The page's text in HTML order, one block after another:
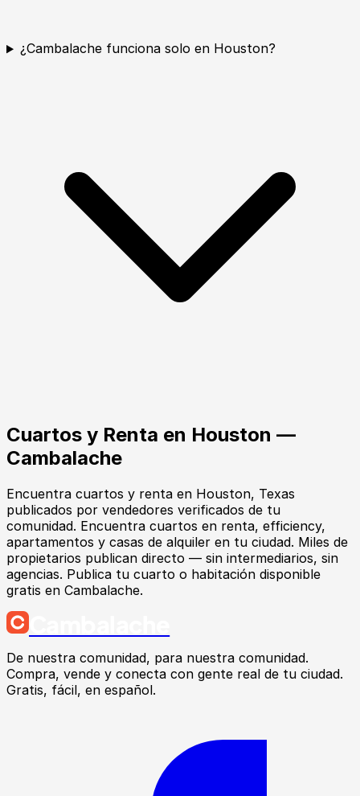
¿Cambalache funciona solo en Houston?
Cuartos y Renta en Houston —
Cambalache
Encuentra cuartos y renta en Houston, Texas
publicados por vendedores verificados de tu
comunidad. Encuentra cuartos en renta, efficiency,
apartamentos y casas de alquiler en tu ciudad. Miles de
propietarios publican directo — sin intermediarios, sin
agencias. Publica tu cuarto o habitación disponible
gratis en Cambalache.
De nuestra comunidad, para nuestra comunidad.
Compra, vende y conecta con gente real de tu ciudad.
Gratis, fácil, en español.